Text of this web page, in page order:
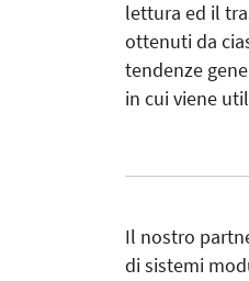
lettura ed il
ottenuti da
tendenze
in cui viene
Il nostro
di sistemi